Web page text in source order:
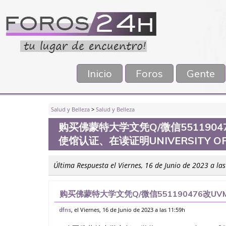
Inicio Foros Gente
Salud y Belleza > Salud y Belleza
购买佛蒙特大学文凭Q/微信
使馆认证、在读证明UNIVERSITY
Última Respuesta el Viernes, 16 de Junio de 2023 a
购买佛蒙特大学文凭Q/微信551190476改
在读证明University of Vermont
dfns, el Viernes, 16 de Junio de 2023 a las 11:59h